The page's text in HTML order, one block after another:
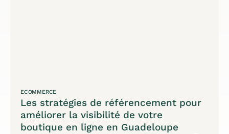
ECOMMERCE
Les stratégies de référencement pour
améliorer la visibilité de votre
boutique en ligne en Guadeloupe